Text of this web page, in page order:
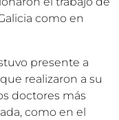
como en
presente a
realizaron a su
doctores más
como en el